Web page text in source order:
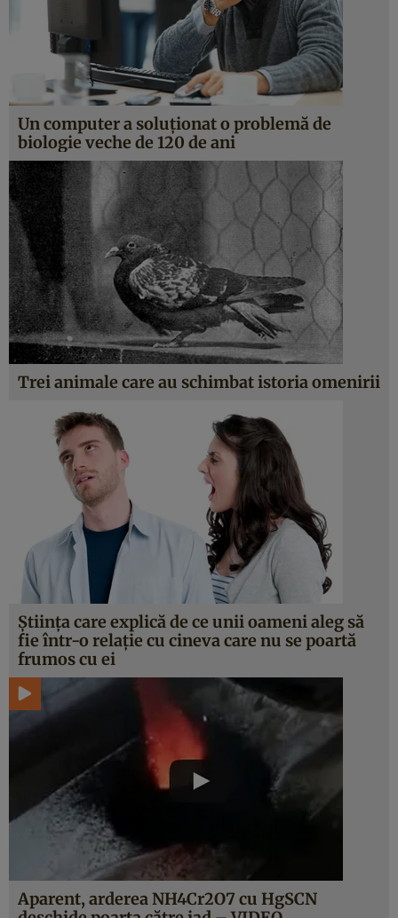
Un computer a soluţionat o problemă de
biologie veche de 120 de ani
Trei animale care au schimbat istoria omenirii
Ştiinţa care explică de ce unii oameni aleg să
fie într-o relaţie cu cineva care nu se poartă
frumos cu ei
Aparent, arderea NH4Cr2O7 cu HgSCN